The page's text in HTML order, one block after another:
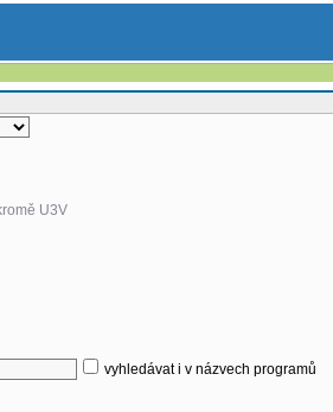
U3V
vyhledávat i v názvech programů